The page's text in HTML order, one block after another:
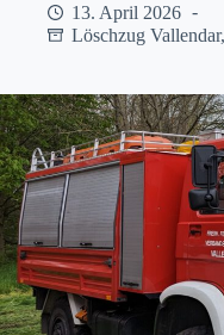
13. April 2026
Löschzug Vallendar,